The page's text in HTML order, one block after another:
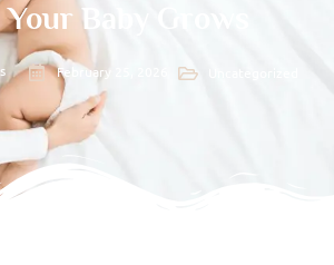
Your Baby Grows
February 25, 2026